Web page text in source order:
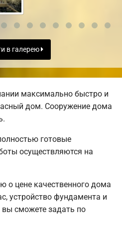
в галерею
максимально быстро и
дом. Сооружение дома
готовые
осуществляются на
о цене качественного дома
устройство фундамента и
сможете задать по